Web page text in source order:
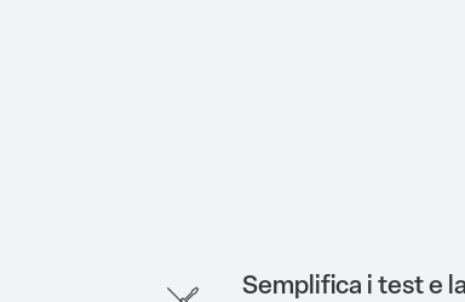
Semplifica i test e